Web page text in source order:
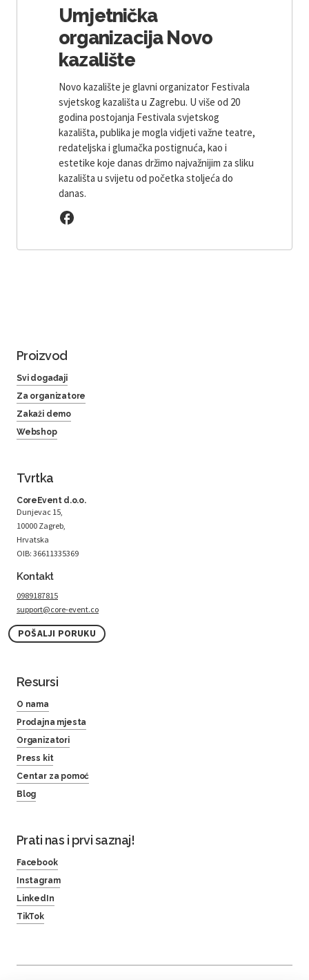
Umjetnička
organizacija Novo
kazalište
Novo kazalište je glavni organizator Festivala
svjetskog kazališta u Zagrebu. U više od 20
godina postojanja Festivala svjetskog
kazališta, publika je mogla vidjeti važne teatre,
redateljska i glumačka postignuća, kao i
estetike koje danas držimo najvažnijim za sliku
kazališta u svijetu od početka stoljeća do
danas.
Proizvod
Svi događaji
Za organizatore
Zakaži demo
Webshop
Tvrtka
CoreEvent d.o.o.
Dunjevac 15,
10000 Zagreb,
Hrvatska
OIB: 36611335369
Kontakt
0989187815
support@core-event.co
POŠALJI PORUKU
Resursi
O nama
Prodajna mjesta
Organizatori
Press kit
Centar za pomoć
Blog
Prati nas i prvi saznaj!
Facebook
Instagram
LinkedIn
TikTok